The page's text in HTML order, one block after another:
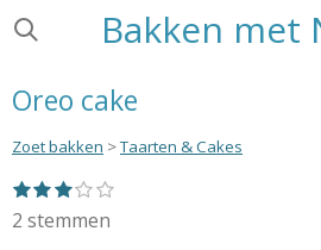
Ga
de
hoofdinhoud
Bakken met
Oreo cake
Zoet bakken >Taarten & Cakes
R
a
1
s
t
2
t
3
t
4
t
5
t
S
2 stemmen